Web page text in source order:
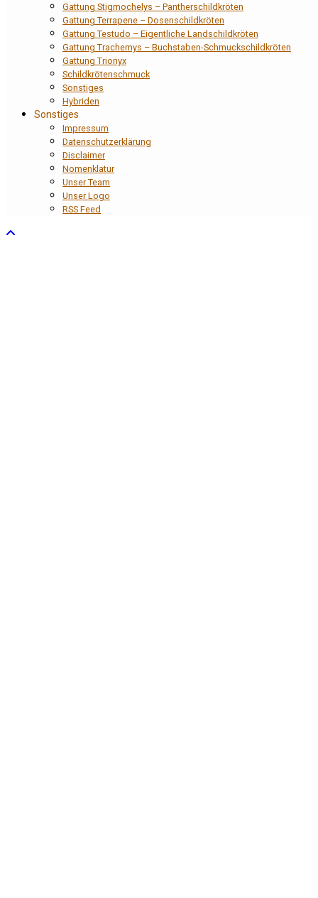
Gattung Stigmochelys – Pantherschildkröten
Gattung Terrapene – Dosenschildkröten
Gattung Testudo – Eigentliche Landschildkröten
Gattung Trachemys – Buchstaben-Schmuckschildkröten
Gattung Trionyx
Schildkrötenschmuck
Sonstiges
Hybriden
Sonstiges
Impressum
Datenschutzerklärung
Disclaimer
Nomenklatur
Unser Team
Unser Logo
RSS Feed